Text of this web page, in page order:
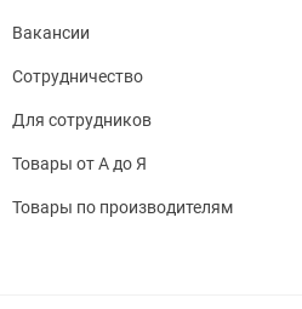
Вакансии
Сотрудничество
Для сотрудников
Товары от А до Я
Товары по производителям